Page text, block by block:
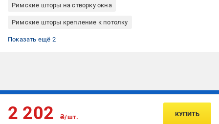
Римские шторы на створку окна
Римские шторы крепление к потолку
Римские шторы крепление к стене
Римские шторы Rollotex
Показать ещё 2
2 202 ₴/шт. КУПИТЬ
Подписывайтесь, чтобы узнавать первым об акцияx и